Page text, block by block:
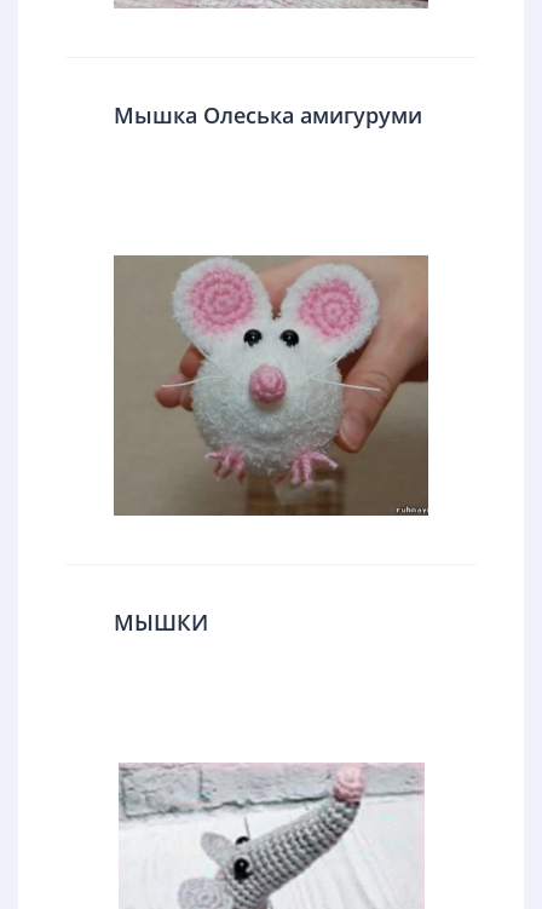
Мышка Олеська амигуруми
МЫШКИ